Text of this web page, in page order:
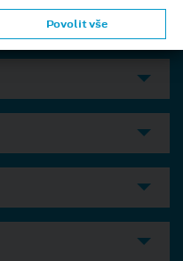
Povolit vše